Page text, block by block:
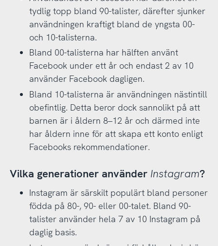
tydlig topp bland 90-talister, därefter sjunker
användningen kraftigt bland de yngsta 00-
och 10-talisterna.
Bland 00-talisterna har hälften använt
Facebook under ett år och endast 2 av 10
använder Facebook dagligen.
Bland 10-talisterna är användningen nästintill
obefintlig. Detta beror dock sannolikt på att
barnen är i åldern 8–12 år och därmed inte
har åldern inne för att skapa ett konto enligt
Facebooks rekommendationer.
Vilka generationer använder Instagram?
Instagram är särskilt populärt bland personer
födda på 80-, 90- eller 00-talet. Bland 90-
talister använder hela 7 av 10 Instagram på
daglig basis.